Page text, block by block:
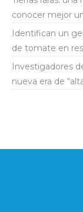
conocer mejor
Identifican un
de tomate en
Investigadores
nueva era de